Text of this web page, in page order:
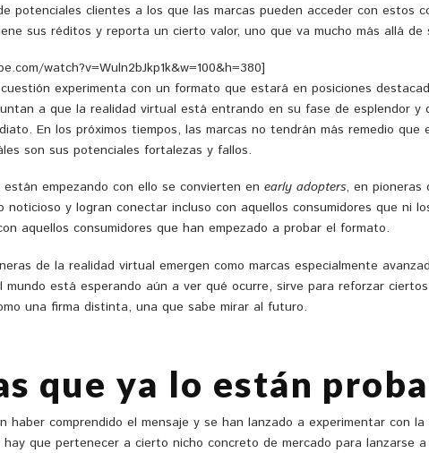
potenciales clientes a los que las marcas pueden acceder con estos
sus réditos y reporta un cierto valor, uno que va mucho más allá
watch?v=Wuln2bJkp1k&w=100&h=380]
experimenta con un formato que estará en posiciones
a que la realidad virtual está entrando en su fase de esplendor y
En los próximos tiempos, las marcas no tendrán más remedio
son sus potenciales fortalezas y fallos.
empezando con ello se convierten en early adopters, en pioneras
y logran conectar incluso con aquellos consumidores que ni
aquellos consumidores que han empezado a probar el formato.
de la realidad virtual emergen como marcas especialmente
está esperando aún a ver qué ocurre, sirve para reforzar
una firma distinta, una que sabe mirar al futuro.
que ya lo están
haber comprendido el mensaje y se han lanzado a experimentar con
que pertenecer a cierto nicho concreto de mercado para lanzarse